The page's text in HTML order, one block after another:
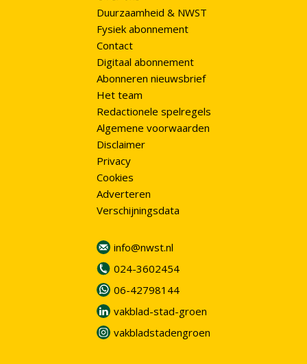
Duurzaamheid & NWST
Fysiek abonnement
Contact
Digitaal abonnement
Abonneren nieuwsbrief
Het team
Redactionele spelregels
Algemene voorwaarden
Disclaimer
Privacy
Cookies
Adverteren
Verschijningsdata
info@nwst.nl
024-3602454
06-42798144
vakblad-stad-groen
vakbladstadengroen